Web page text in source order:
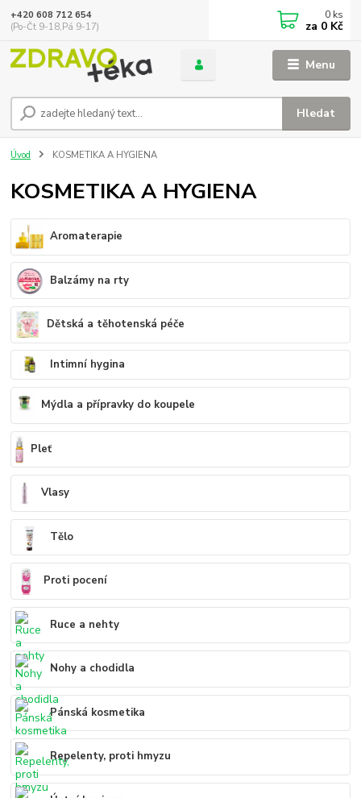
Menu
Hledat
+420 608 712 654
(Po-Čt 9-18,Pá 9-17)
0 ks
za 0 Kč
Úvod KOSMETIKA A HYGIENA
KOSMETIKA A HYGIENA
Aromaterapie
Balzámy na rty
Dětská a těhotenská péče
Intimní hygina
Mýdla a přípravky do koupele
Pleť
Vlasy
Tělo
Proti pocení
Ruce a nehty
Nohy a chodidla
Pánská kosmetika
Repelenty, proti hmyzu